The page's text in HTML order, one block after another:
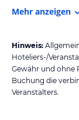
Mehr anzeigen
Hinweis:
Hoteliers-/
Gewähr und ohne
Buchung die
Veranstalters.